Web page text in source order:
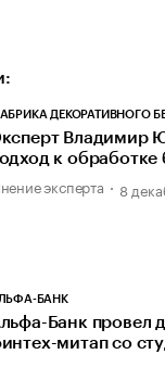
ДЕКОРАТИВНОГО
Владимир
к обработке
эксперта 8
БАНК
Банк провел
митап со